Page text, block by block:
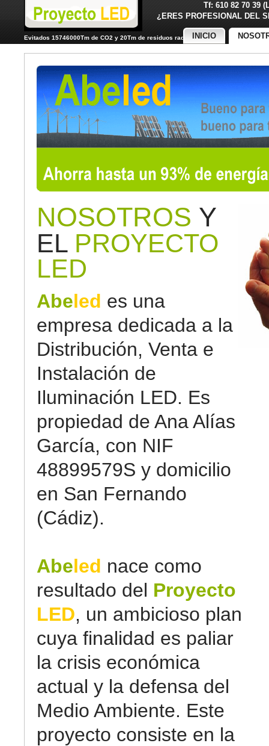
Tf: 610 82 70 39
¿ERES PROFESIONAL
Evitados 15746000Tm de CO2 y 20Tm de residuos radiactivos
INICIO
NOSOTROS Y
EL PROYECTO
LED
Abeled es una
empresa dedicada a la
Distribución, Venta e
Instalación de
Iluminación LED. Es
propiedad de Ana Alías
García, con NIF
48899579S y domicilio
en San Fernando
(Cádiz).
Abeled nace como
resultado del Proyecto
LED, un ambicioso plan
cuya finalidad es paliar
la crisis económica
actual y la defensa del
Medio Ambiente. Este
proyecto consiste en la